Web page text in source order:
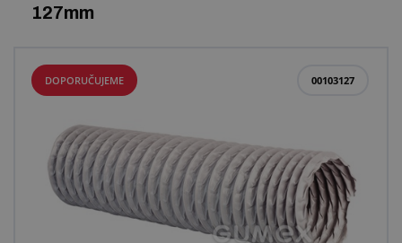
Technické plasty
Zlepšení pracovního prostředí
Další pryžové a plastové výrobky
Centrum poptávek
127mm
00103127
DOPORUČUJEME